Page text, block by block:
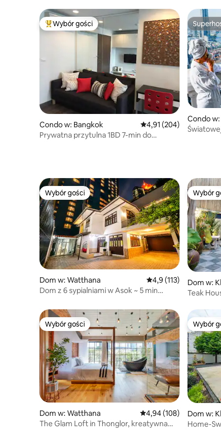
Najpopularniejsze z kategorii Wybór gości
Wybór gości
Condo w: Bangkok Średnia ocena: 4,91 na
4,91 (204)
Prywatna przytulna 1BD 7-min do
Condo w:
Wybór gości
Wybór gości
Dom w: Watthana Średnia ocena: 4,9 na
4,9 (113)
Dom z 6 sypialniami w Asok ~ 5 min
Wybór
Wybór
Dom w:
Teak
Wybór gości
Wybór gości
Dom w: Watthana Średnia ocena: 4,94 na
4,94 (108)
The Glam Loft in Thonglor, kreatywna
Wybór
Wybór
Dom w:
Home-